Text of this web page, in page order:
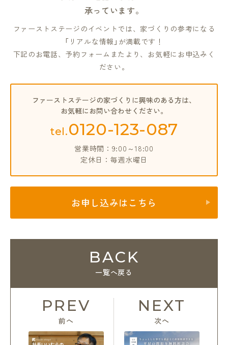
承っています。
ファーストステージのイベントでは、家づくりの参考になる
「リアルな情報」が満載です！
下記のお電話、予約フォームまたより、お気軽にお申込みく
ださい。
ファーストステージの家づくりに興味のある方は、
お気軽にお問い合わせください。
tel.0120-123-087
営業時間：9:00～18:00
定休日：毎週水曜日
お申し込みはこちら
PREV
前へ
BACK
一覧へ戻る
NEXT
次へ